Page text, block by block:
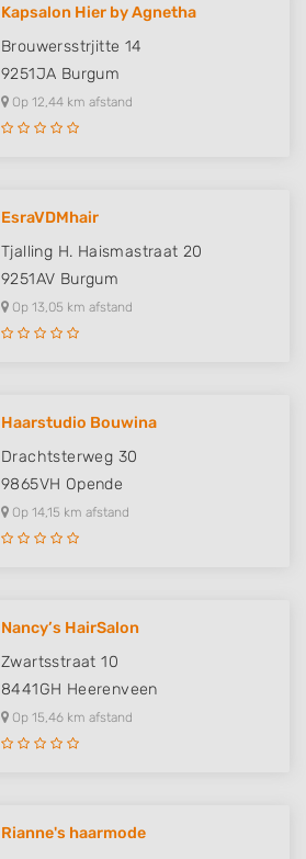
Kapsalon Hier by Agnetha
Brouwersstrjitte 14
9251JA Burgum
Op 12,44 km afstand
EsraVDMhair
Tjalling H. Haismastraat 20
9251AV Burgum
Op 13,05 km afstand
Haarstudio Bouwina
Drachtsterweg 30
9865VH Opende
Op 14,15 km afstand
Nancy’s HairSalon
Zwartsstraat 10
8441GH Heerenveen
Op 15,46 km afstand
Rianne's haarmode